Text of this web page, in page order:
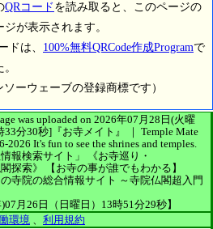
QRコード を読み取ると、このページの
が表示されます。
ドは、 100%無料QRCode作成Programで
ーウェーブの登録商標です）
was uploaded on 2026年07月28日(火曜
33分30秒] 『お寺メイト』 ｜ Temple Mate
2026 It's fun to see the shrines and temples.
情報検索サイト」
《お寺巡り・
探索》
【お寺の事が誰でもわかる】
の寺院の総合情報サイト ～寺院仏閣超入門
月26日（日曜日）13時51分29秒】
環境 、 利用規約